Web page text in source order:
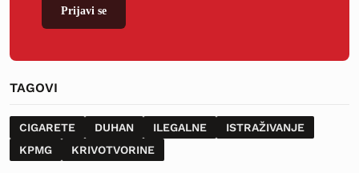
Prijavi se
TAGOVI
CIGARETE DUHAN ILEGALNE
ISTRAŽIVANJE
KPMG
KRIVOTVORINE